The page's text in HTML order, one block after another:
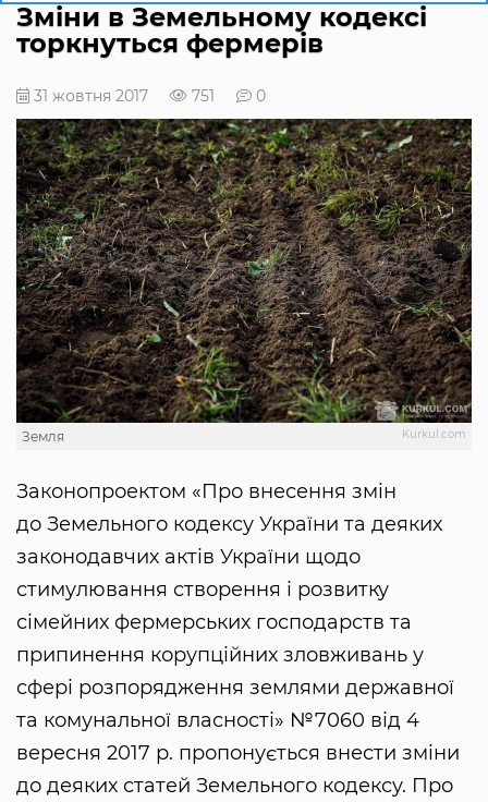
Зміни в Земельному кодексі
торкнуться фермерів
31 жовтня 2017 751 0
Kurkul.com
Земля
Законопроектом «Про внесення змін
до Земельного кодексу України та деяких
законодавчих актів України щодо
стимулювання створення і розвитку
сімейних фермерських господарств та
припинення корупційних зловживань у
сфері розпорядження землями державної
та комунальної власності» №7060 від 4
вересня 2017 р. пропонується внести зміни
до деяких статей Земельного кодексу. Про